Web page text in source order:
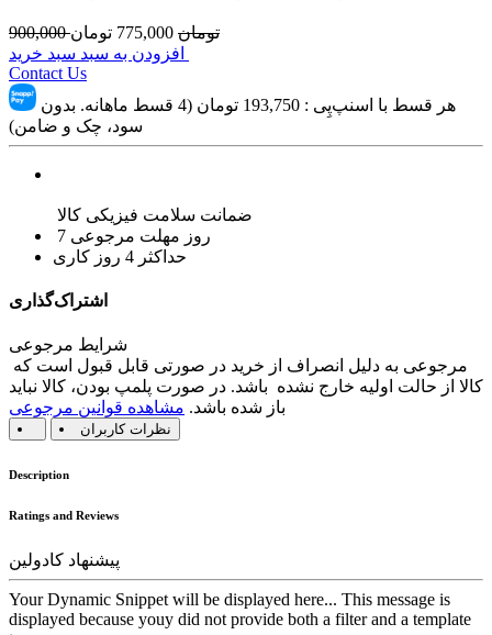
900,000 تومان 775,000 تومان
Contact Us
هر قسط با اسنپ‌پِی : 193,750
تومان (4 قسط ماهانه. بدون
سود، چک و ضامن)
ضمانت سلامت فیزیکی کالا
7 روز مهلت مرجوعی
حداکثر 4 روز کاری
اشتراک‌گذاری
شرایط مرجوعی
کالا از حالت اولیه خارج نشده باشد. در صورت پلمپ بودن، کالا نباید
باز شده باشد. مشاهده قوانین مرجوعی
نظرات کاربران
Description
Ratings and Reviews
پیشنهاد کادولین
Your Dynamic Snippet will be displayed here... This message is
displayed because youy did not provide both a filter and a template